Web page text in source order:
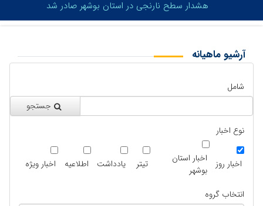
هشدار سطح نارنجی در استان بوشهر صادر شد
آرشیو ماهیانه
شامل
جستجو
نوع اخبار
اخبار روز
اخبار استان
بوشهر
تیتر یادداشت اطلاعیه اخبار ویژه
انتخاب گروه